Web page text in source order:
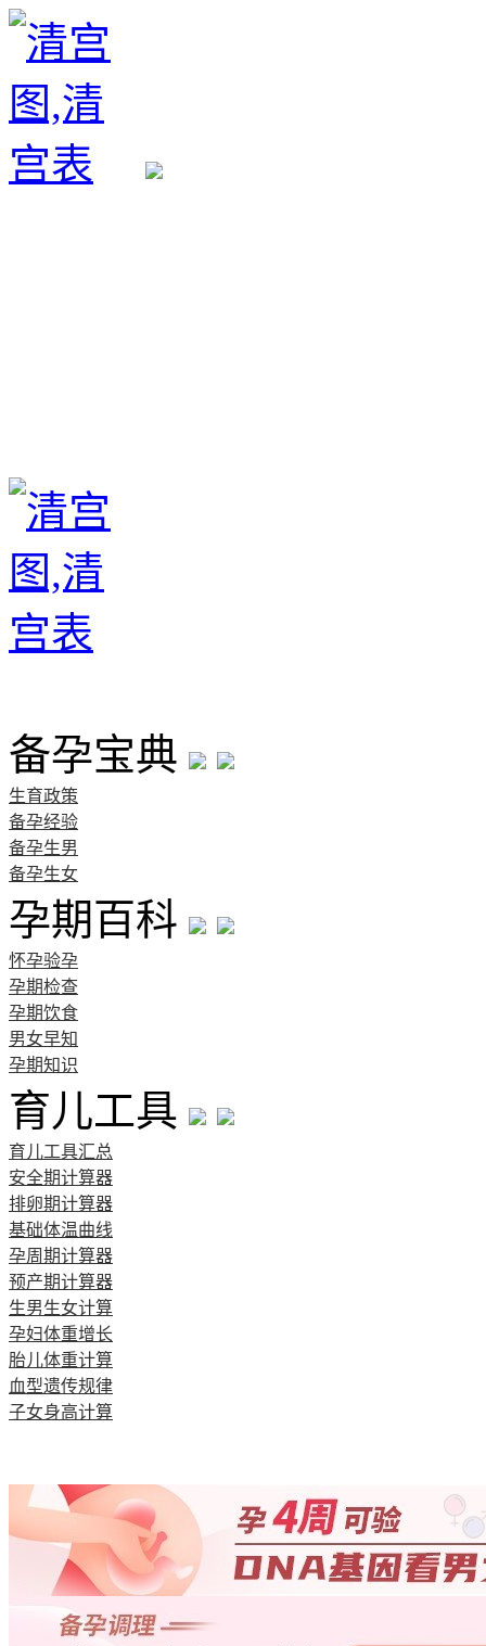
备孕宝典
生育政策
备孕经验
备孕生男
备孕生女
孕期百科
怀孕验孕
孕期检查
孕期饮食
男女早知
孕期知识
育儿工具
育儿工具汇总
安全期计算器
排卵期计算器
基础体温曲线
孕周期计算器
预产期计算器
生男生女计算
孕妇体重增长
胎儿体重计算
血型遗传规律
子女身高计算